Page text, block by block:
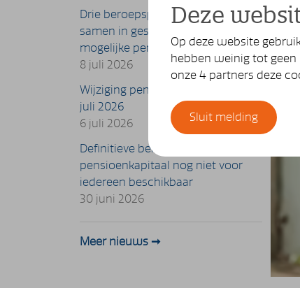
Drie beroepspensioenfondsen
samen in gesprek met IG&H voor
mogelijke pensioenuitvoering
8 juli 2026
Wijziging pensioenuitkering per 1
juli 2026
6 juli 2026
Definitieve berekening
pensioenkapitaal nog niet voor
iedereen beschikbaar
30 juni 2026
Meer nieuws
Deze
Op deze website
hebben weinig tot geen
onze 4 partners deze
Sluit melding